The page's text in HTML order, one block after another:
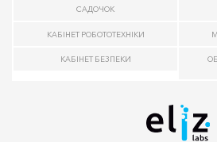
САДОЧОК
КАБІНЕТ РОБОТОТЕХНІКИ
КАБІНЕТ БЕЗПЕКИ